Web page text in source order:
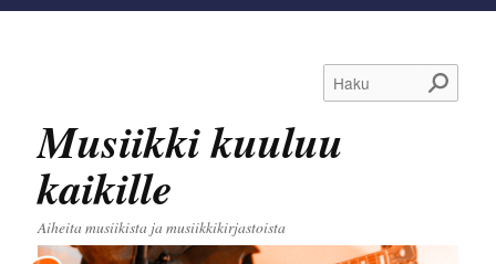
Haku
Musiikki kuuluu
kaikille
Aiheita musiikista ja musiikkikirjastoista